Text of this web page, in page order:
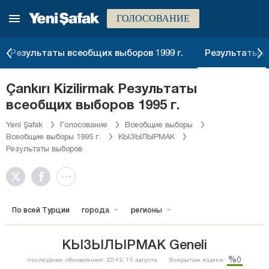
ГОЛОСОВАНИЕ
Результаты всеобщих выборов 1999 г. Результаты
Çankırı Kizilirmak Результаты
всеобщих выборов 1995 г.
Yeni Şafak Голосование
Всеобщие выборы
Всеобщие выборы 1995 г.
КЫЗЫЛЫРМАК
Результаты выборов
По всей Турции города регионы
КЫЗЫЛЫРМАК Geneli
последние обновления: 22:42, 10 августа Вскрытые ящики: %0